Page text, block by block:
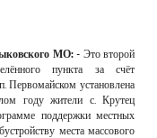
МО:- Это второй
пункта за счёт
Первомайском установлена
году жители с. Крутец
поддержки местных
места массового